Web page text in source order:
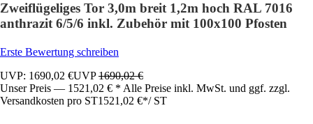
Zweiflügeliges Tor 3,0m breit 1,2m hoch RAL 7016
anthrazit 6/5/6 inkl. Zubehör mit 100x100 Pfosten
Erste Bewertung schreiben
UVP: 1690,02 €UVP1690,02 €
Unser Preis — 1521,02 € * Alle Preise inkl. MwSt. und ggf. zzgl.
Versandkosten pro ST1521,02 €*/ ST